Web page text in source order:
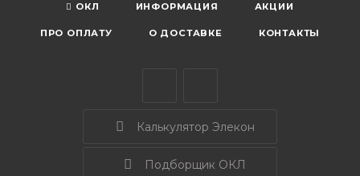
ОКЛ ИНФОРМАЦИЯ АКЦИИ
ПРО ОПЛАТУ О ДОСТАВКЕ КОНТАКТЫ
Калькулятор Элекон
Подборщик ОКЛ